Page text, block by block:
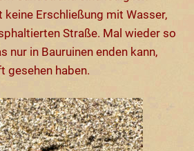
Erschließung mit Wasser,
Straße. Mal wieder so
nur in Bauruinen enden kann,
gesehen haben.